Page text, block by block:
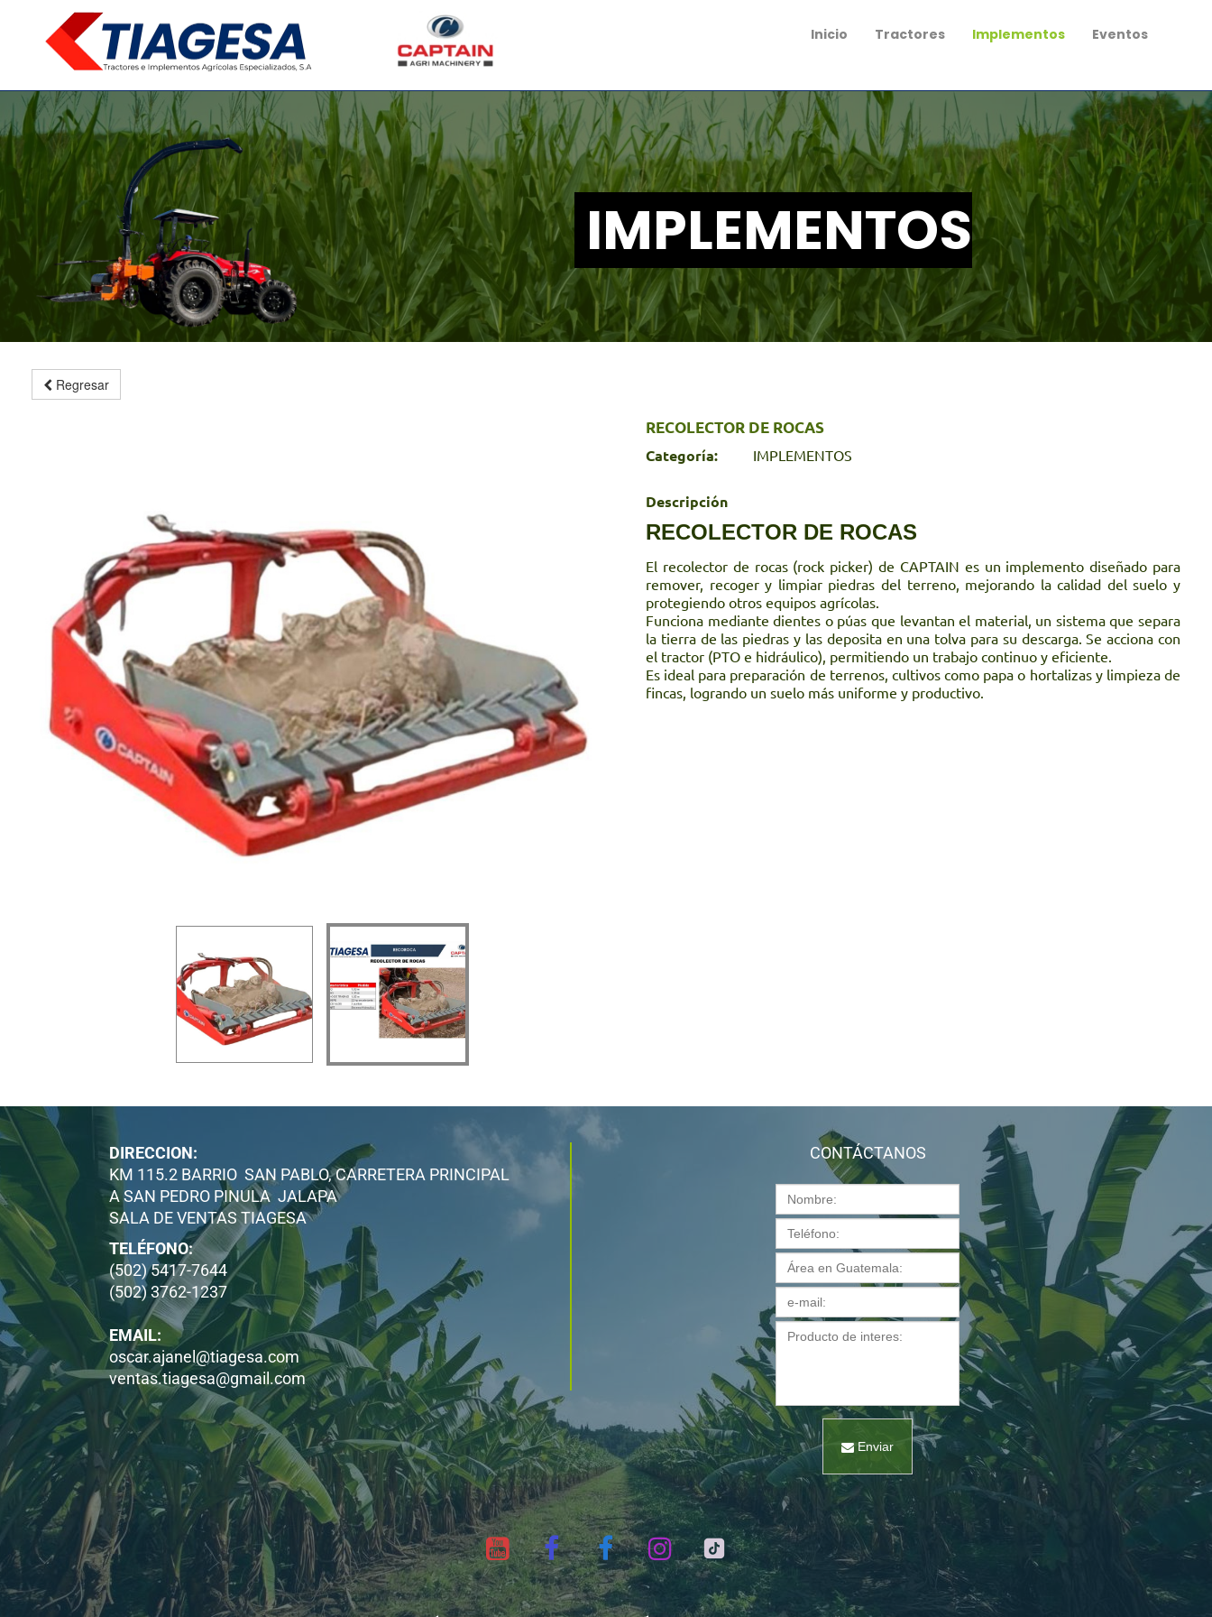
Inicio Tractores Implementos Eventos
IMPLEMENTOS
Regresar
RECOLECTOR DE ROCAS
Categoría:
IMPLEMENTOS
Descripción
RECOLECTOR DE ROCAS
El recolector de rocas (rock picker) de CAPTAIN es un implemento diseñado para
remover, recoger y limpiar piedras del terreno, mejorando la calidad del suelo y
protegiendo otros equipos agrícolas.
Funciona mediante dientes o púas que levantan el material, un sistema que separa
la tierra de las piedras y las deposita en una tolva para su descarga. Se acciona con
el tractor (PTO e hidráulico), permitiendo un trabajo continuo y eficiente.
Es ideal para preparación de terrenos, cultivos como papa o hortalizas y limpieza de
fincas, logrando un suelo más uniforme y productivo.
DIRECCION:
KM 115.2 BARRIO SAN PABLO, CARRETERA PRINCIPAL
A SAN PEDRO PINULA JALAPA
SALA DE VENTAS TIAGESA
TELÉFONO:
(502) 5417-7644
(502) 3762-1237
EMAIL:
oscar.ajanel@tiagesa.com
ventas.tiagesa@gmail.com
CONTÁCTANOS
 Enviar
    